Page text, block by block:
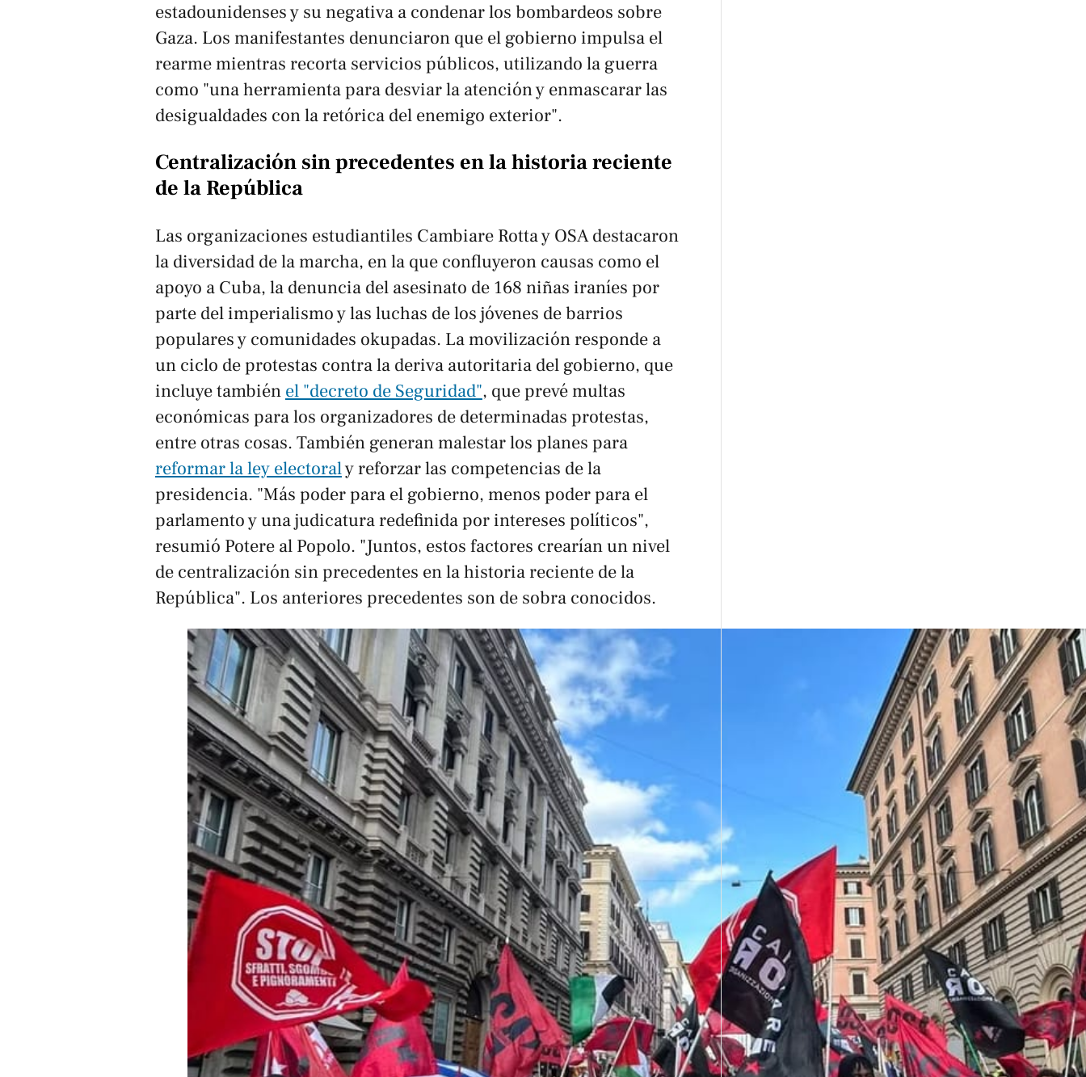
estadounidenses y su negativa a condenar los bombardeos sobre
Gaza. Los manifestantes denunciaron que el gobierno impulsa el
rearme mientras recorta servicios públicos, utilizando la guerra
como "una herramienta para desviar la atención y enmascarar las
desigualdades con la retórica del enemigo exterior".
Centralización sin precedentes en la historia reciente
de la República
Las organizaciones estudiantiles Cambiare Rotta y OSA destacaron
la diversidad de la marcha, en la que confluyeron causas como el
apoyo a Cuba, la denuncia del asesinato de 168 niñas iraníes por
parte del imperialismo y las luchas de los jóvenes de barrios
populares y comunidades okupadas. La movilización responde a
un ciclo de protestas contra la deriva autoritaria del gobierno, que
incluye también el "decreto de Seguridad", que prevé multas
económicas para los organizadores de determinadas protestas,
entre otras cosas. También generan malestar los planes para
reformar la ley electoraly reforzar las competencias de la
presidencia. "Más poder para el gobierno, menos poder para el
parlamento y una judicatura redefinida por intereses políticos",
resumió Potere al Popolo. "Juntos, estos factores crearían un nivel
de centralización sin precedentes en la historia reciente de la
República". Los anteriores precedentes son de sobra conocidos.